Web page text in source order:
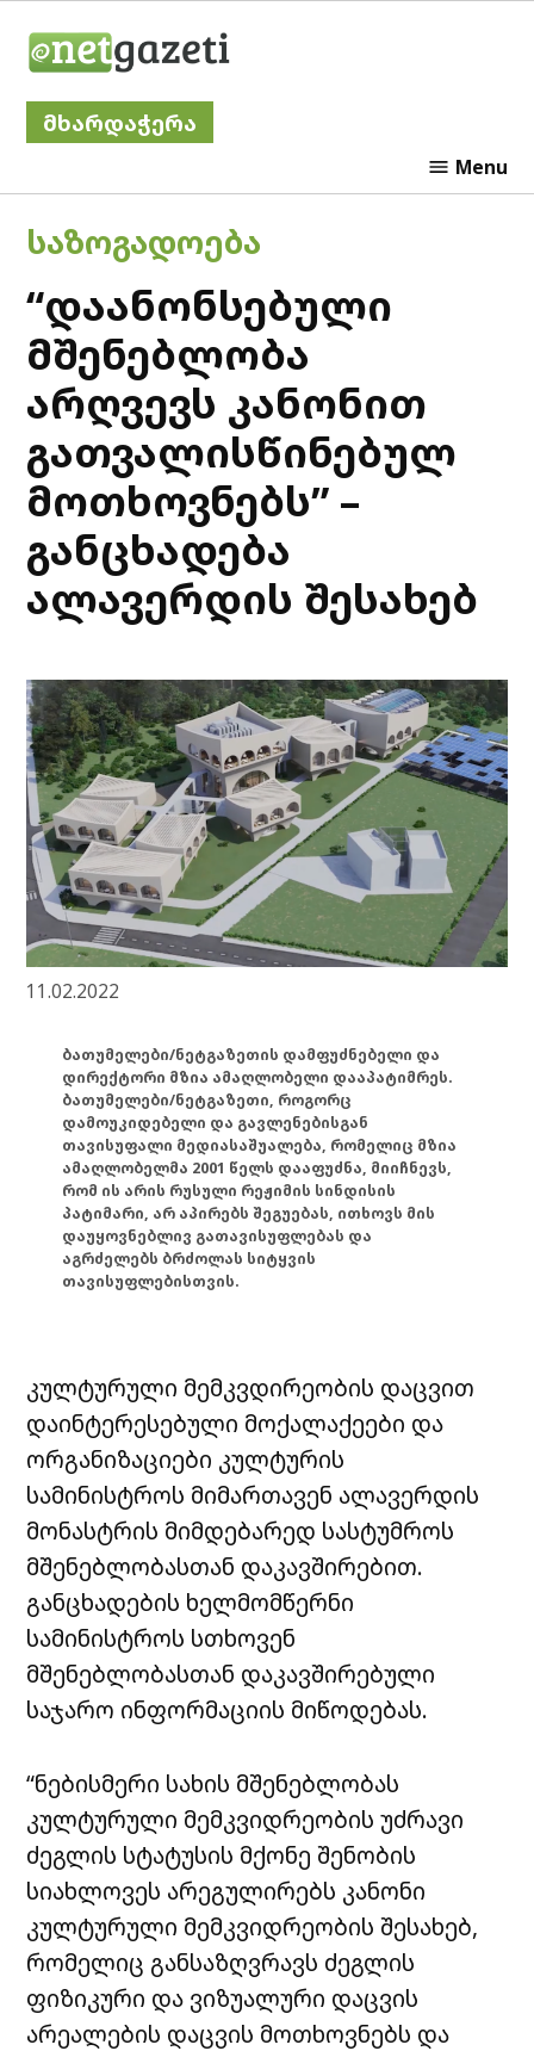
მხარდაჭერა
Menu
POSTED
ᲡᲐᲖᲝᲒᲐᲓᲝᲔᲑᲐ
“დაანონსებული
მშენებლობა
არღვევს კანონით
გათვალისწინებულ
მოთხოვნებს” –
განცხადება
ალავერდის შესახებ
11.02.2022
ბათუმელები/ნეტგაზეთის დამფუძნებელი და
დირექტორი მზია ამაღლობელი დააპატიმრეს.
ბათუმელები/ნეტგაზეთი, როგორც
დამოუკიდებელი და გავლენებისგან
თავისუფალი მედიასაშუალება, რომელიც მზია
ამაღლობელმა 2001 წელს დააფუძნა, მიიჩნევს,
რომ ის არის რუსული რეჟიმის სინდისის
პატიმარი, არ აპირებს შეგუებას, ითხოვს მის
დაუყოვნებლივ გათავისუფლებას და
აგრძელებს ბრძოლას სიტყვის
თავისუფლებისთვის.
კულტურული მემკვდირეობის დაცვით
დაინტერესებული მოქალაქეები და
ორგანიზაციები კულტურის
სამინისტროს მიმართავენ ალავერდის
მონასტრის მიმდებარედ სასტუმროს
მშენებლობასთან დაკავშირებით.
განცხადების ხელმომწერნი
სამინისტროს სთხოვენ
მშენებლობასთან დაკავშირებული
საჯარო ინფორმაციის მიწოდებას.
“ნებისმერი სახის მშენებლობას
კულტურული მემკვიდრეობის უძრავი
ძეგლის სტატუსის მქონე შენობის
სიახლოვეს არეგულირებს კანონი
კულტურული მემკვიდრეობის შესახებ,
რომელიც განსაზღვრავს ძეგლის
ფიზიკური და ვიზუალური დაცვის
არეალების დაცვის მოთხოვნებს და